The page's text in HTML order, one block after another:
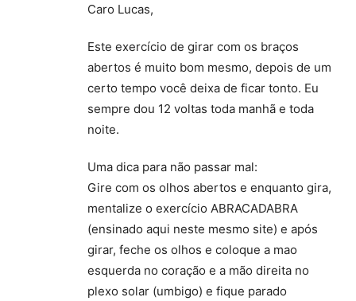
Caro Lucas,
Este exercício de girar com os braços
abertos é muito bom mesmo, depois de um
certo tempo você deixa de ficar tonto. Eu
sempre dou 12 voltas toda manhã e toda
noite.
Uma dica para não passar mal:
Gire com os olhos abertos e enquanto gira,
mentalize o exercício ABRACADABRA
(ensinado aqui neste mesmo site) e após
girar, feche os olhos e coloque a mao
esquerda no coração e a mão direita no
plexo solar (umbigo) e fique parado